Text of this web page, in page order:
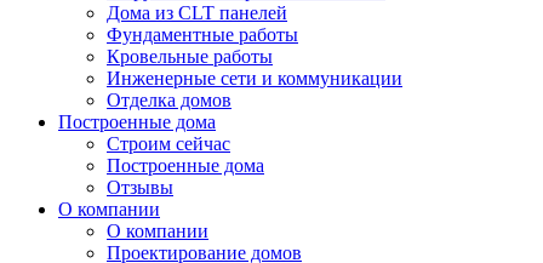
Дома из CLT панелей
Фундаментные работы
Кровельные работы
Инженерные сети и коммуникации
Отделка домов
Построенные дома
Строим сейчас
Построенные дома
Отзывы
О компании
О компании
Проектирование домов